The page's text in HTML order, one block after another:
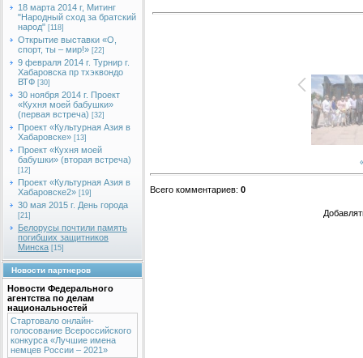
18 марта 2014 г, Митинг
"Народный сход за братский
народ" [118]
Открытие выставки «О,
спорт, ты – мир!» [22]
9 февраля 2014 г. Турнир г.
Хабаровска пр тхэквондо
ВТФ [30]
30 ноября 2014 г. Проект
«Кухня моей бабушки»
(первая встреча) [32]
Проект «Культурная Азия в
Хабаровске» [13]
Проект «Кухня моей
бабушки» (вторая встреча)
[12]
Проект «Культурная Азия в
Хабаровске2» [19]
30 мая 2015 г. День города
[21]
Белорусы почтили память
погибших защитников
Минска [15]
Новости партнеров
Новости Федерального
агентства по делам
национальностей
Стартовало онлайн-
голосование Всероссийского
конкурса «Лучшие имена
немцев России – 2021»
Всего комментариев: 0